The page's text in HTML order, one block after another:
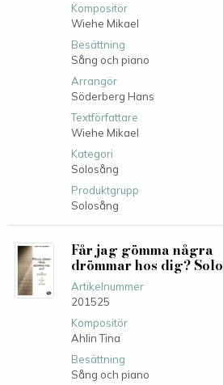
Kompositör
Wiehe Mikael
Besättning
Sång och piano
Arrangör
Söderberg Hans
Textförfattare
Wiehe Mikael
Kategori
Solosång
Produktgrupp
Solosång
Får jag gömma några
drömmar hos dig? Solo
Artikelnummer
201525
Kompositör
Ahlin Tina
Besättning
Sång och piano